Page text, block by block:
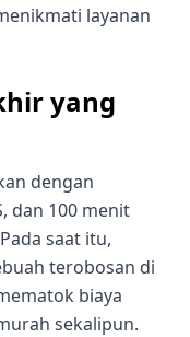
layanan
yang
dengan
dan 100 menit
saat itu,
terobosan di
biaya
sekalipun.